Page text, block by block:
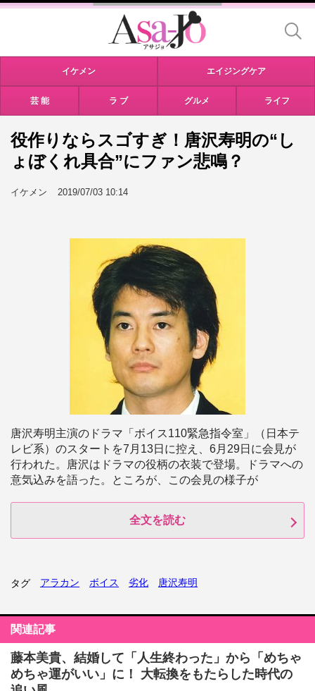
イケメン エイジングケア
芸 能 ラ ブ グルメ ライフ
役作りならスゴすぎ！唐沢寿明の“し
ょぼくれ具合”にファン悲鳴？
イケメン 2019/07/03 10:14
唐沢寿明主演のドラマ「ボイス110緊急指令室」（日本テ
レビ系）のスタートを7月13日に控え、6月29日に会見が
行われた。唐沢はドラマの役柄の衣装で登場。ドラマへの
意気込みを語った。ところが、この会見の様子が
全文を読む
タグ アラカン ボイス 劣化 唐沢寿明
関連記事
藤本美貴、結婚して「人生終わった」から「めちゃ
めちゃ運がいい」に！ 大転換をもたらした時代の